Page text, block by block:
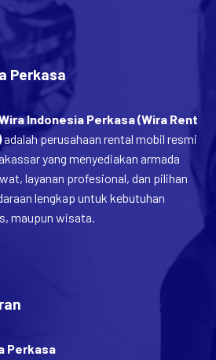
Perkasa
Wira Indonesia Perkasa (Wira Rent
adalah perusahaan rental mobil resmi
yang menyediakan armada
layanan profesional, dan pilihan
lengkap untuk kebutuhan
maupun wisata.
Perkasa